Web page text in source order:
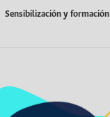
Sensibilización y formación